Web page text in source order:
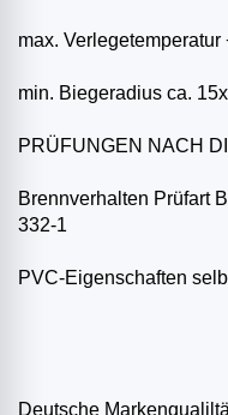
max. Verlegetemperatur
min. Biegeradius ca.
PRÜFUNGEN NACH
Brennverhalten Prüfart
332-1
PVC-Eigenschaften
Deutsche